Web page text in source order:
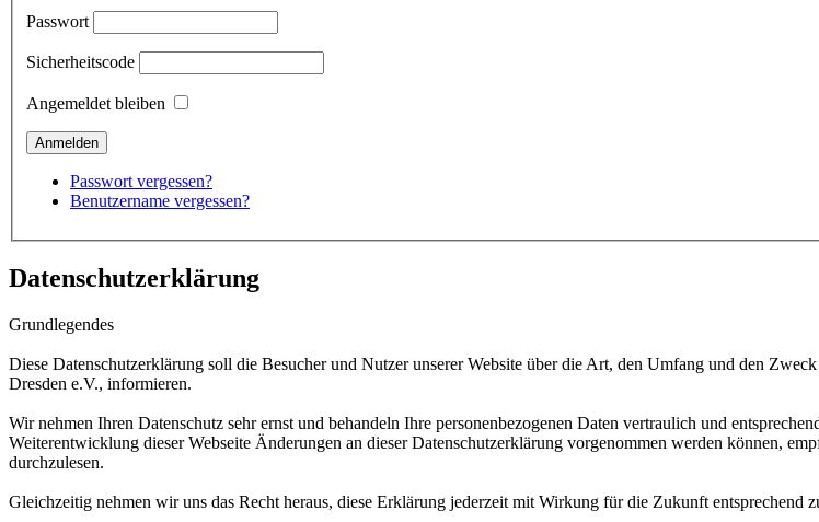
Passwort
Sicherheitscode
Angemeldet bleiben
Passwort vergessen?
Benutzername vergessen?
Datenschutzerklärung
Grundlegendes
Diese Datenschutzerklärung soll die Besucher und Nutzer unserer Website über die Art, den Umfang und den
Dresden e.V., informieren.
Wir nehmen Ihren Datenschutz sehr ernst und behandeln Ihre personenbezogenen Daten vertraulich und
Weiterentwicklung dieser Webseite Änderungen an dieser Datenschutzerklärung vorgenommen werden können,
durchzulesen.
Gleichzeitig nehmen wir uns das Recht heraus, diese Erklärung jederzeit mit Wirkung für die Zukunft entsprechend